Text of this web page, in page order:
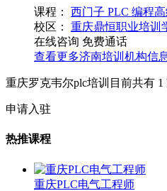
课程： 西门子 PLC 编程
校区：
重庆鼎恒职业培训
在线咨询 免费通话
查看更多济南培训机构信
重庆罗克韦尔plc培训目前共有 1
申请入驻
热推课程
重庆PLC电气工程师